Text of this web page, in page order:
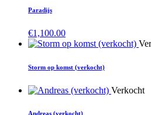
Paradijs
€1,100.00
Storm op komst (verkocht)
Verkocht
Andreas (verkocht)